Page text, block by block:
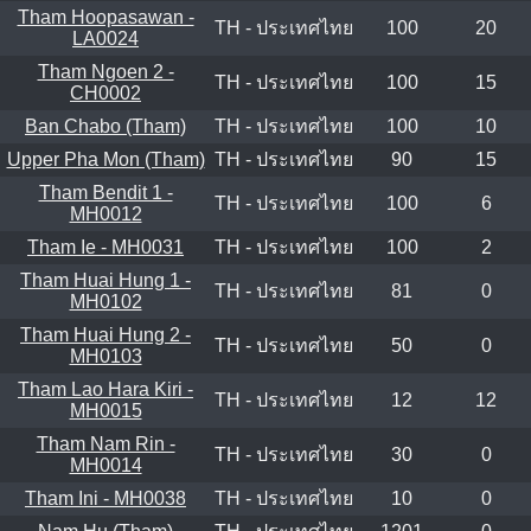
Tham Hoopasawan -
LA0024
TH - ประเทศไทย 100 20
Tham Ngoen 2 -
CH0002
TH - ประเทศไทย 100 15
Ban Chabo (Tham) TH - ประเทศไทย 100
10
Upper Pha Mon (Tham) TH - ประเทศไทย 90
15
Tham Bendit 1 -
MH0012
TH - ประเทศไทย 100 6
Tham Ie - MH0031 TH - ประเทศไทย 100
2
Tham Huai Hung 1 -
MH0102
TH - ประเทศไทย 81 0
Tham Huai Hung 2 -
MH0103
TH - ประเทศไทย 50 0
Tham Lao Hara Kiri -
MH0015
TH - ประเทศไทย 12 12
Tham Nam Rin -
MH0014
TH - ประเทศไทย 30 0
Tham Ini - MH0038 TH - ประเทศไทย 10
0